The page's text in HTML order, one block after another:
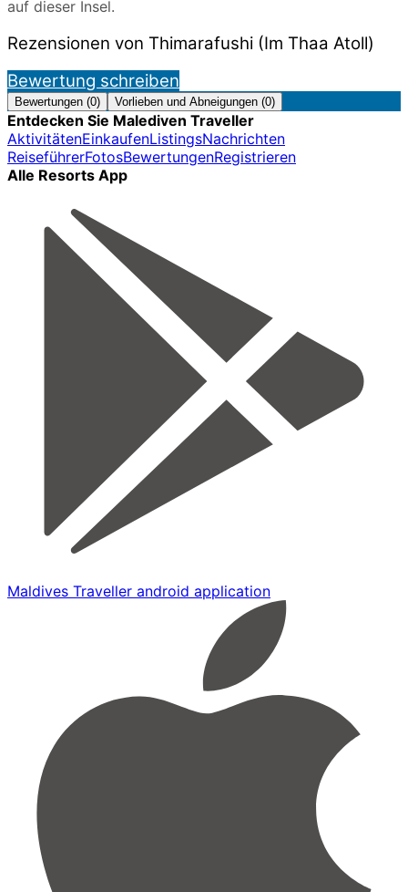
auf dieser Insel.
Rezensionen von Thimarafushi (Im Thaa Atoll)
Bewertung schreiben
Bewertungen (0) Vorlieben und Abneigungen (0)
Entdecken Sie Malediven Traveller
AktivitätenEinkaufenListingsNachrichten
ReiseführerFotosBewertungenRegistrieren
Alle Resorts App
Maldives Traveller android application